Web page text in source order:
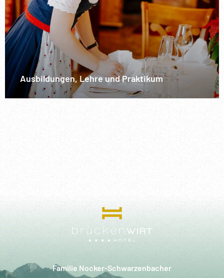
Ausbildungen, Lehre und Praktikum
Familie Nocker-Schwarzenbacher